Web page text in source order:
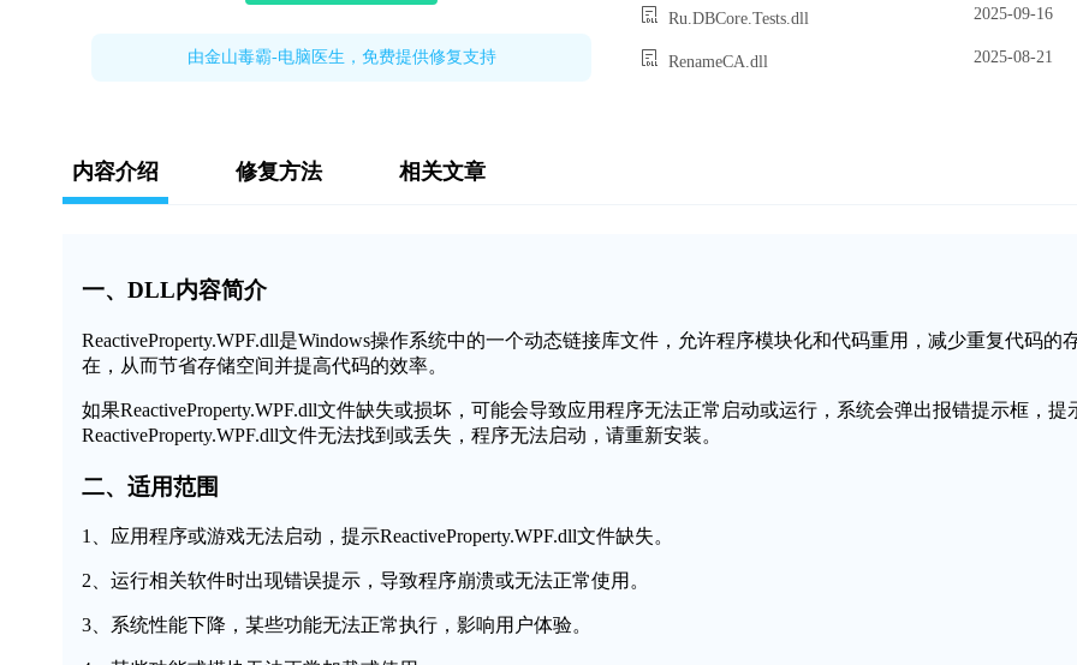
由金山毒霸-电脑医生，免费提供修复支持
Ru.DBCore.Tests.dll 2025-09-16
RenameCA.dll 2025-08-21
内容介绍 修复方法 相关文章
一、DLL内容简介
ReactiveProperty.WPF.dll是Windows操作系统中的一个动态链接库文件，允许程序模块化和代码重用，减少重复代码的
在，从而节省存储空间并提高代码的效率。
如果ReactiveProperty.WPF.dll文件缺失或损坏，可能会导致应用程序无法正常启动或运行，系统会弹出报错提示框，提
ReactiveProperty.WPF.dll文件无法找到或丢失，程序无法启动，请重新安装。
二、适用范围
1、应用程序或游戏无法启动，提示ReactiveProperty.WPF.dll文件缺失。
2、运行相关软件时出现错误提示，导致程序崩溃或无法正常使用。
3、系统性能下降，某些功能无法正常执行，影响用户体验。